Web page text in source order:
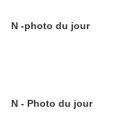
N -photo du jour
N - Photo du jour